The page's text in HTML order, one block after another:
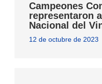
Campeones
representaron
Nacional del
12 de octubre de 2023